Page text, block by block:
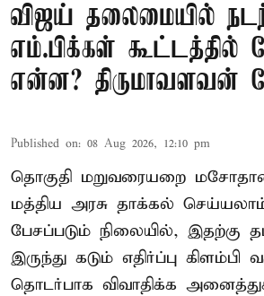
விஜய் தலைமையில்
எம்.பிக்கள் கூட்டத்தில்
என்ன? திருமாவளவன்
Published on: 08 Aug 2026, 12:10 pm
தொகுதி மறுவரையறை
மத்திய அரசு தாக்கல்
பேசப்படும் நிலையில், இதற்கு
இருந்து கடும் எதிர்ப்பு கிளம்பி
தொடர்பாக விவாதிக்க